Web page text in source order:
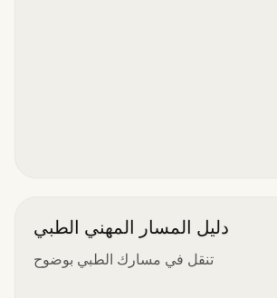
دليل المسار المهني الطبي
تنقل في مسارك الطبي بوضوح